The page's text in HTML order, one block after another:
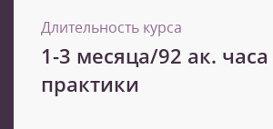
Длительность курса
1-3 месяца/92 ак. часа
практики